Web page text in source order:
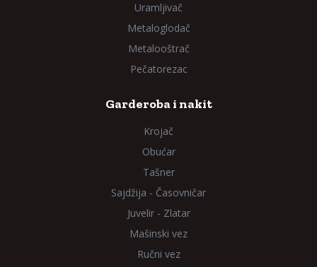
Uramljivač
Metaloglodač
Metalooštrač
Pečatorezac
Garderoba i nakit
Krojač
Obućar
Tašner
Sajdžija - Časovničar
Juvelir - Zlatar
Mašinski vez
Ručni vez